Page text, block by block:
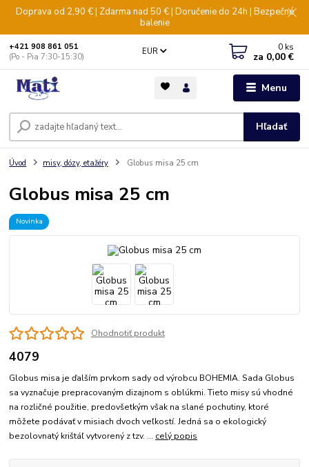
Doprava od 2,90 € | Zdarma nad 50 € | Doručenie do 24h | Bezpečné
balenie
Menu
EUR
Hľadať
+421 908 861 051
(Po - Pia 7:30-15:30)
0 ks
za 0,00 €
Úvod misy, dózy, etažéry Globus misa 25 cm
Globus misa 25 cm
Novinka
Ohodnotiť produkt
4079
Globus misa je ďalším prvkom sady od výrobcu BOHEMIA. Sada Globus
sa vyznačuje prepracovaným dizajnom s oblúkmi. Tieto misy sú vhodné
na rozličné použitie, predovšetkým však na slané pochutiny, ktoré
môžete podávať v misiach dvoch veľkostí. Jedná sa o ekologický
bezolovnatý krištáľ vytvorený z tzv. ... celý popis